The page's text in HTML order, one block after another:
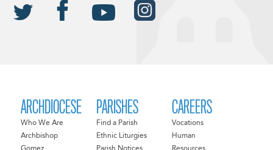
ARCHDIOCESE
Who We Are
Archbishop
PARISHES
Find a Parish
Ethnic Liturgies
CAREERS
Vocations
Human